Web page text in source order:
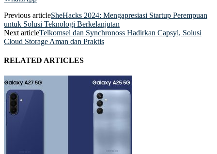
Previous articleSheHacks 2024: Mengapresiasi Startup Perempuan
untuk Solusi Teknologi Berkelanjutan
Next articleTelkomsel dan Synchronoss Hadirkan Capsyl, Solusi
Cloud Storage Aman dan Praktis
RELATED ARTICLES